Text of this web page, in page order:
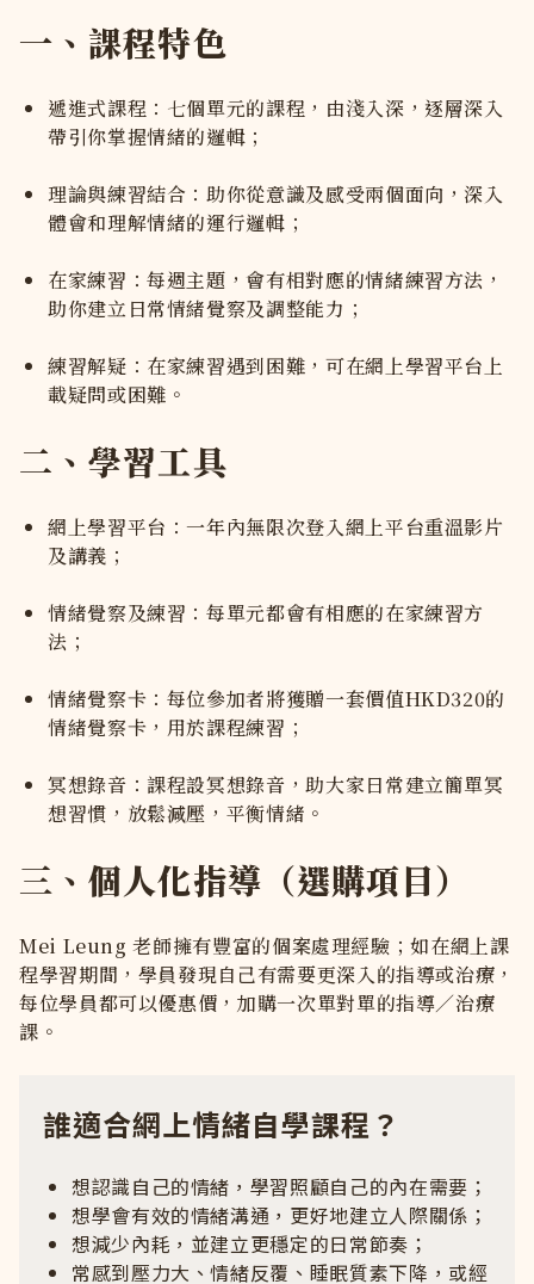
一、課程特色
遞進式課程：七個單元的課程，由淺入深，逐層深入
帶引你掌握情緒的邏輯；
理論與練習結合：助你從意識及感受兩個面向，深入
體會和理解情緒的運行邏輯；
在家練習：每週主題，會有相對應的情緒練習方法，
助你建立日常情緒覺察及調整能力；
練習解疑：在家練習遇到困難，可在網上學習平台上
載疑問或困難。
二、學習工具
網上學習平台：一年內無限次登入網上平台重溫影片
及講義；
情緒覺察及練習：每單元都會有相應的在家練習方
法；
情緒覺察卡：每位參加者將獲贈一套價值HKD320的
情緒覺察卡，用於課程練習；
冥想錄音：課程設冥想錄音，助大家日常建立簡單冥
想習慣，放鬆減壓，平衡情緒。
三、個人化指導（選購項目）
Mei Leung 老師擁有豐富的個案處理經驗；如在網上課
程學習期間，學員發現自己有需要更深入的指導或治療，
每位學員都可以優惠價，加購一次單對單的指導／治療
課。
誰適合網上情緒自學課程？
想認識自己的情緒，學習照顧自己的內在需要；
想學會有效的情緒溝通，更好地建立人際關係；
想減少內耗，並建立更穩定的日常節奏；
常感到壓力大、情緒反覆、睡眠質素下降，或經